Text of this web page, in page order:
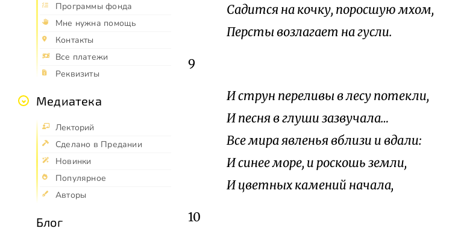
Программы фонда
Мне нужна помощь
Контакты
Все платежи
Реквизиты
Медиатека
Лекторий
Сделано в Предании
Новинки
Популярное
Авторы
Блог
Садится на кочку, поросшую мхом,
Персты возлагает на гусли.
9
И струн переливы в лесу потекли,
И песня в глуши зазвучала…
Все мира явленья вблизи и вдали:
И синее море, и роскошь земли,
И цветных камений начала,
10